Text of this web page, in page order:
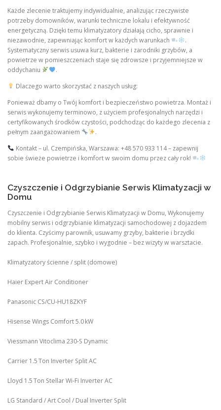
Każde zlecenie traktujemy indywidualnie, analizując rzeczywiste
potrzeby domowników, warunki techniczne lokalu i efektywność
energetyczną. Dzięki temu klimatyzatory działają cicho, sprawnie i
niezawodnie, zapewniając komfort w każdych warunkach
.
Systematyczny serwis usuwa kurz, bakterie i zarodniki grzybów, a
powietrze w pomieszczeniach staje się zdrowsze i przyjemniejsze w
oddychaniu
.
Dlaczego warto skorzystać z naszych usług:
Ponieważ dbamy o Twój komfort i bezpieczeństwo powietrza. Montaż i
serwis wykonujemy terminowo, z użyciem profesjonalnych narzędzi i
certyfikowanych środków czystości, podchodząc do każdego zlecenia z
pełnym zaangażowaniem
.
Kontakt – ul. Czempińska, Warszawa: +48 570 933 114 – zapewnij
sobie świeże powietrze i komfort w swoim domu przez cały rok!
Czyszczenie i Odgrzybianie Serwis Klimatyzacji w
Domu
Czyszczenie i Odgrzybianie Serwis Klimatyzacji w Domu, Wykonujemy
mobilny serwis i odgrzybianie klimatyzacji samochodowej z dojazdem
do klienta. Czyścimy parownik, usuwamy grzyby, bakterie i brzydki
zapach. Profesjonalnie, szybko i wygodnie – bez wizyty w warsztacie.
Klimatyzatory ścienne / split (domowe)
Haier Expert Air Conditioner
Panasonic CS/CU‑HU18ZKYF
Hisense Wings Comfort 5.0 kW
Viessmann Vitoclima 230‑S Dynamic
Carrier 1.5 Ton Inverter Split AC
Lloyd 1.5 Ton Stellar Wi‑Fi Inverter AC
LG Standard / Art Cool / Dual Inverter Split